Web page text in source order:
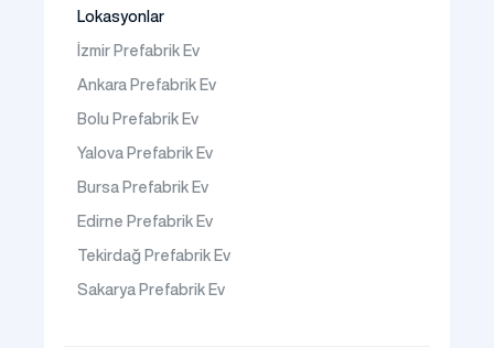
Lokasyonlar
İzmir Prefabrik Ev
Ankara Prefabrik Ev
Bolu Prefabrik Ev
Yalova Prefabrik Ev
Bursa Prefabrik Ev
Edirne Prefabrik Ev
Tekirdağ Prefabrik Ev
Sakarya Prefabrik Ev